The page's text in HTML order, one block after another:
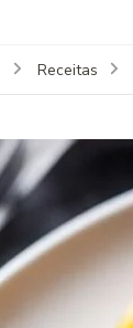
Receitas